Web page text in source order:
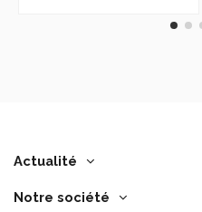
Actualité
Notre société